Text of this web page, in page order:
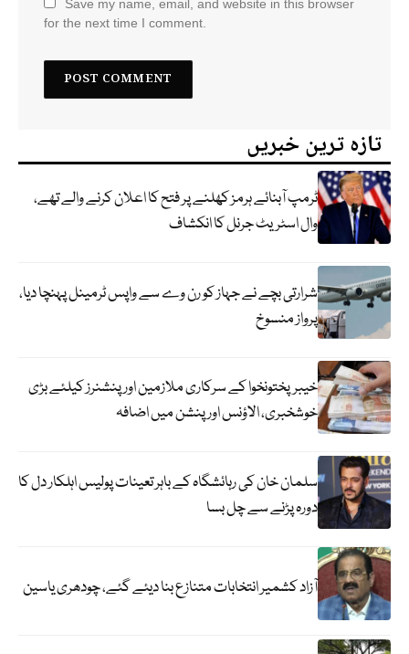
Save my name, email, and website in this browser
for the next time I comment.
تازہ ترین خبریں
ٹرمپ آبنائے ہرمز کھلنے پر فتح کا اعلان کرنے والے تھے،
وال اسٹریٹ جرنل کا انکشاف
شرارتی بچے نے جہاز کو رن وے سے واپس ٹرمینل پہنچا دیا،
پرواز منسوخ
خیبرپختونخوا کے سرکاری ملازمین اور پنشنرز کیلئے بڑی
خوشخبری، الاؤنس اور پنشن میں اضافہ
سلمان خان کی رہائشگاہ کے باہر تعینات پولیس اہلکار دل کا
دورہ پڑنے سے چل بسا
آزاد کشمیر انتخابات متنازع بنا دیئے گئے، چودھری یاسین